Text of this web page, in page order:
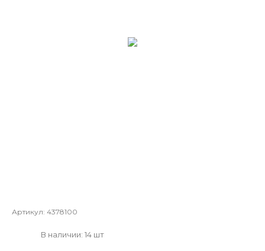
Артикул: 4378100
В наличии: 14 шт